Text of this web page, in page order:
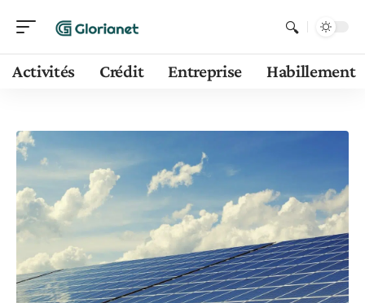
Activités Crédit Entreprise Habillement